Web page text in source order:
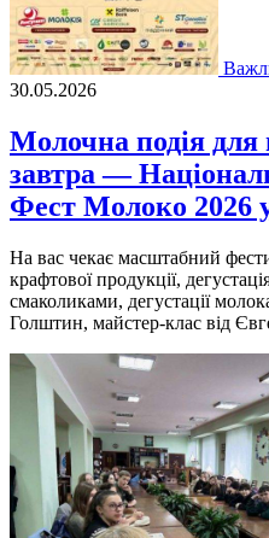
30.05.2026
Молочна подія для
завтра —
Фест Молоко 2026
На вас чекає масштабний
крафтової продукції,
смаколиками, дегустації
Голштин, майстер-клас від